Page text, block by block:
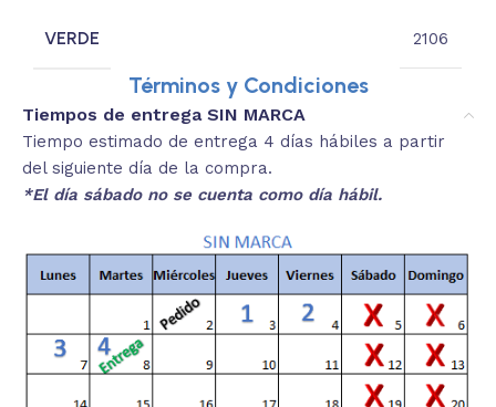
VERDE 2106
Términos y Condiciones
Tiempos de entrega SIN MARCA
Tiempo estimado de entrega 4 días hábiles a partir
del siguiente día de la compra.
*El día sábado no se cuenta como día hábil.